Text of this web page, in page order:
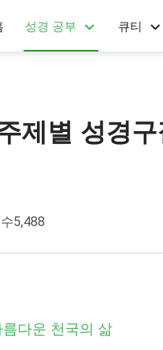
성경 공부 큐티
제별 성경
5,488
다운 천국의 삶